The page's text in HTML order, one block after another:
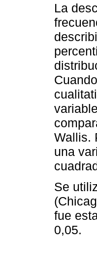
La
Wallis.
una
Se
fue
0,05.